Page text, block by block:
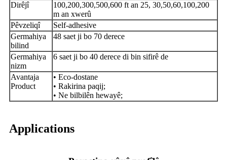
Dirêjî
100,200,300,500,600 ft an 25, 30,50,60,100,200
m an xwerû
Pêvzeliqî
Self-adhesive
Germahiya
bilind
48 saet ji bo 70 derece
Germahiya
nizm
6 saet ji bo 40 derece di bin sifirê de
Avantaja
Product
• Eco-dostane
• Rakirina paqij;
• Ne bilbilên hewayê;
Applications